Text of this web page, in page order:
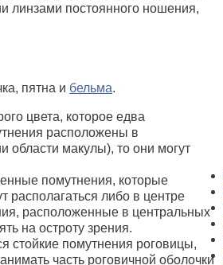
линзами постоянного ношения,
пятна и бельма.
цвета, которое едва
расположены в
области макулы), то они могут
помутнения, которые
располагаться либо в центре
расположенные в центральных
на остроту зрения.
стойкие помутнения роговицы,
часть роговичной оболочки